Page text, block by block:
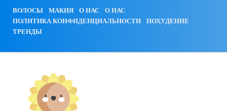
ВОЛОСЫ МАКИЯ О НАС
О НАС
ПОЛИТИКА КОНФИДЕНЦИАЛЬНОСТИ
ПОХУДЕНИЕ
ТРЕНДЫ